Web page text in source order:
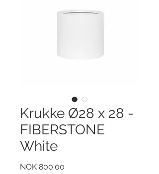
Krukke Ø28 x 28 -
FIBERSTONE
White
NOK 800.00